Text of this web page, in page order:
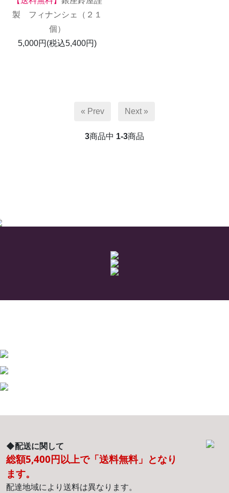
製 フィナンシェ（２１
個）
5,000円(税込5,400円)
« Prev Next »
3商品中 1-3商品
◆配送に関して
総額5,400円以上で「送料無料」となり
ます。
配達地域により送料は異なります。